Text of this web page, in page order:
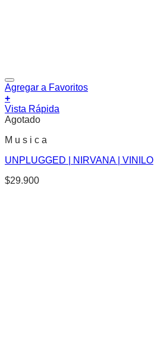
Agregar a Favoritos
+
Vista Rápida
Agotado
M u s i c a
UNPLUGGED | NIRVANA | VINILO
$29.900